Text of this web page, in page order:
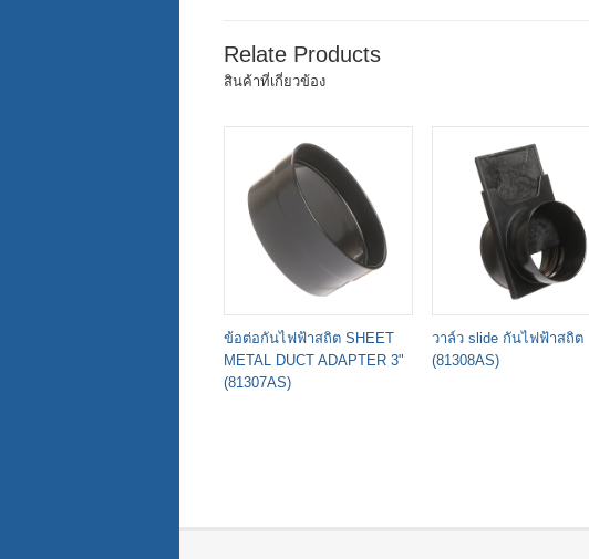
Relate Products
สินค้าที่เกี่ยวข้อง
ข้อต่อกันไฟฟ้าสถิต SHEET
METAL DUCT ADAPTER 3"
(81307AS)
วาล์ว slide กันไฟฟ้าสถิต
(81308AS)